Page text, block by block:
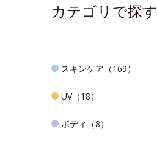
カテゴリで探す
スキンケア（169）
UV（18）
ボディ（8）